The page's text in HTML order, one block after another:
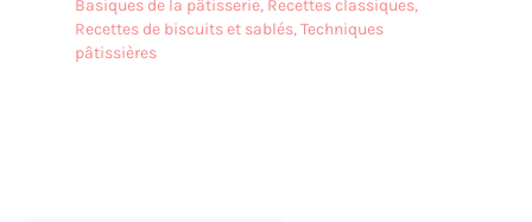
Basiques de la pâtisserie, Recettes classiques,
Recettes de biscuits et sablés,Techniques
pâtissières